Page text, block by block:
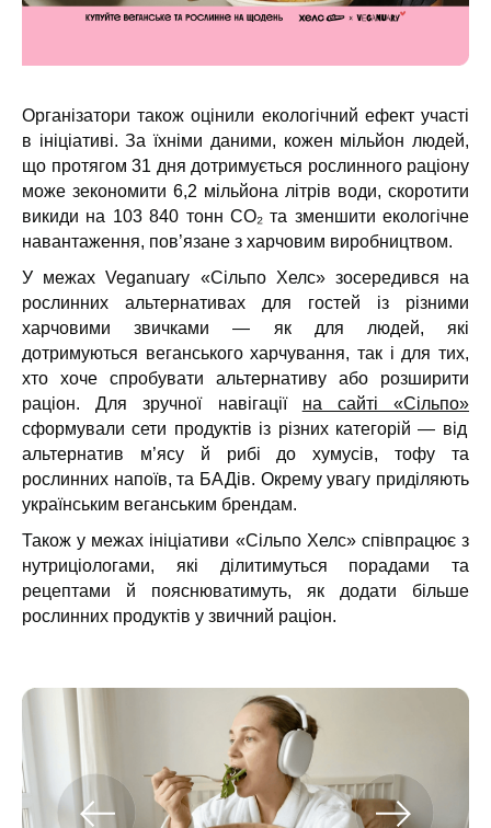
Організатори також оцінили екологічний ефект участі
в ініціативі. За їхніми даними, кожен мільйон людей,
що протягом 31 дня дотримується рослинного раціону
може зекономити 6,2 мільйона літрів води, скоротити
викиди на 103 840 тонн CO₂ та зменшити екологічне
навантаження, пов’язане з харчовим виробництвом.
У межах Veganuary «Сільпо Хелс» зосередився на
рослинних альтернативах для гостей із різними
харчовими звичками — як для людей, які
дотримуються веганського харчування, так і для тих,
хто хоче спробувати альтернативу або розширити
раціон. Для зручної навігації на сайті «Сільпо»
сформували сети продуктів із різних категорій — від
альтернатив м’ясу й рибі до хумусів, тофу та
рослинних напоїв, та БАДів. Окрему увагу приділяють
українським веганським брендам.
Також у межах ініціативи «Сільпо Хелс» співпрацює з
нутриціологами, які ділитимуться порадами та
рецептами й пояснюватимуть, як додати більше
рослинних продуктів у звичний раціон.